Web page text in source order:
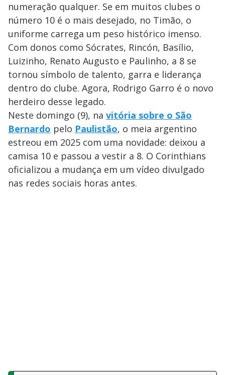
numeração qualquer. Se em muitos clubes o
número 10 é o mais desejado, no Timão, o
uniforme carrega um peso histórico imenso.
Com donos como Sócrates, Rincón, Basílio,
Luizinho, Renato Augusto e Paulinho, a 8 se
tornou símbolo de talento, garra e liderança
dentro do clube. Agora, Rodrigo Garro é o novo
herdeiro desse legado.
Neste domingo (9), na vitória sobre o São
Bernardo pelo Paulistão, o meia argentino
estreou em 2025 com uma novidade: deixou a
camisa 10 e passou a vestir a 8. O Corinthians
oficializou a mudança em um vídeo divulgado
nas redes sociais horas antes.